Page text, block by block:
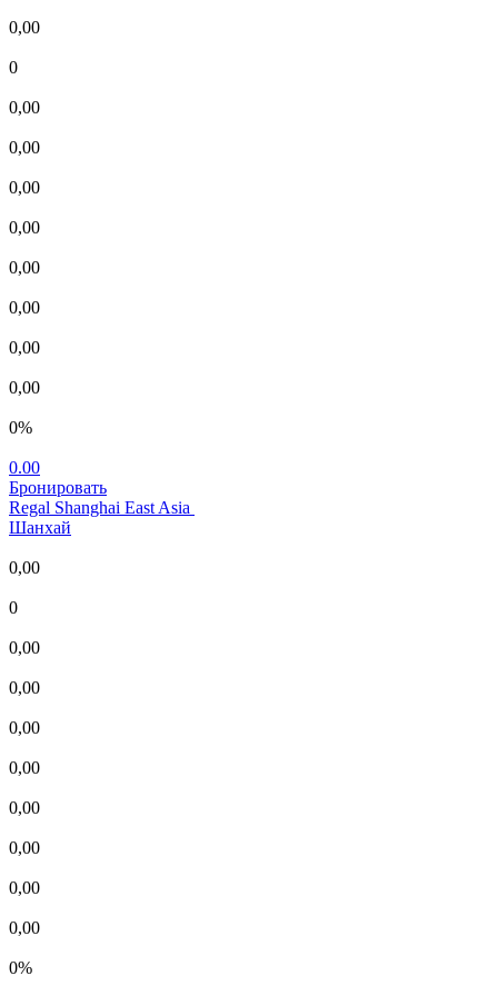
0,00
0
0,00
0,00
0,00
0,00
0,00
0,00
0,00
0,00
0%
0.00
Бронировать
Regal Shanghai East Asia
Шанхай
0,00
0
0,00
0,00
0,00
0,00
0,00
0,00
0,00
0,00
0%